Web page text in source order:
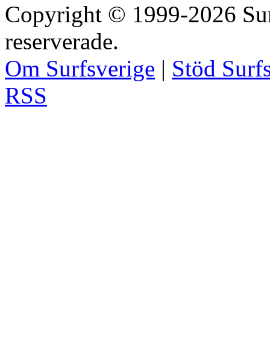
Copyright © 1999-2026
reserverade.
Om Surfsverige | Stöd
RSS